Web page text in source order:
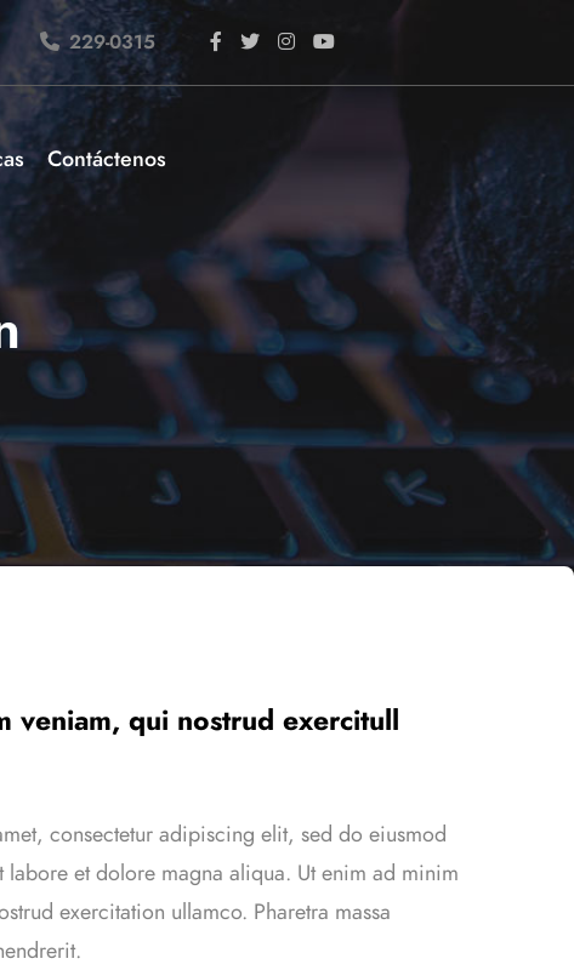
229-0315
Contáctenos
veniam, qui nostrud exercitull
consectetur adipiscing elit, sed do eiusmod
et dolore magna aliqua. Ut enim ad minim
exercitation ullamco. Pharetra massa